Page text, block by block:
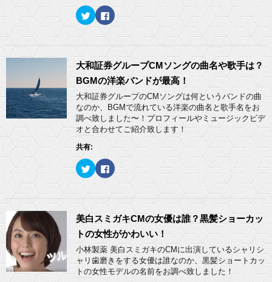
い
ウ
ィ
ド
ウ
開
き
す
)
し
て
く
だ
い
新
し
い
ウ
ィ
ン
ド
ウ
で
開
き
す
ク
リ
ッ
ク
て
w
i
t
t
e
r
で
共
有
(
新
し
い
ウ
ィ
ン
で
開
ま
す
)
F
a
c
o
k
で
共
有
す
る
に
は
ク
リ
し
て
く
だ
(
い
ウ
ィ
ン
ド
ウ
で
開
き
大和証券グループCMソングの曲名や歌手は？
BGMの洋楽バンドが最高！
大和証券グループのCMソングは何というバンドの曲
なのか、BGMで流れている洋楽の曲名と歌手名をお
調べ致しました〜！プロフィールやミュージックビデ
オと合わせてご紹介致します！
共有:
ク
リ
し
て
w
i
t
t
e
r
で
共
有
F
a
b
k
で
共
有
す
る
に
は
ク
美白スミガキCMの女優は誰？黒髪ショーカッ
トの女性がかわいい！
小林製薬 美白スミガキのCMに出演しているシャリシ
ャリ歯磨きをする女優は誰なのか、黒髪ショートカッ
トの女性モデルの名前をお調べ致しました！